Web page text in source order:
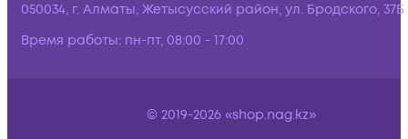
050034, г. Алматы, Жетысусский район, ул. Бродского, 37Б
Время работы: пн-пт, 08:00 - 17:00
© 2019-2026 «shop.nag.kz»